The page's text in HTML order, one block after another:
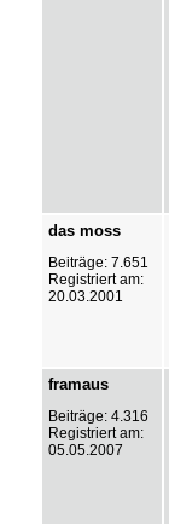
das moss
Beiträge: 7.651
Registriert am:
20.03.2001
framaus
Beiträge: 4.316
Registriert am:
05.05.2007